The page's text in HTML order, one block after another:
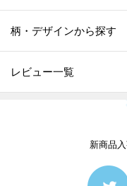
柄・デザインから探す
レビュー一覧
新商品